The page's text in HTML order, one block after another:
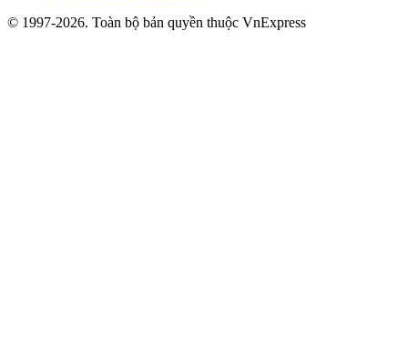
© 1997-2026. Toàn bộ bản quyền thuộc VnExpress